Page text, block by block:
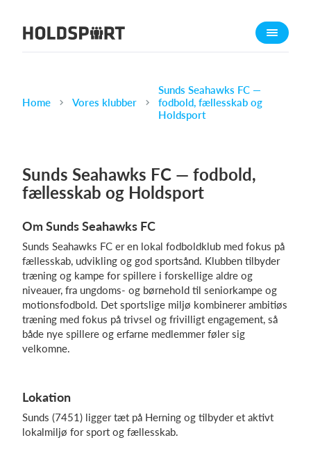
Om Holdsport
Karriere
Kalender
Kontingentopkrævning
Hjemmeside
Webshop
Billetsystem
Hvad koster det?
Home Vores klubber
Sunds Seahawks FC —
fodbold, fællesskab og
Holdsport
Sunds Seahawks FC — fodbold,
fællesskab og Holdsport
Om Sunds Seahawks FC
Sunds Seahawks FC er en lokal fodboldklub med fokus på
fællesskab, udvikling og god sportsånd. Klubben tilbyder
træning og kampe for spillere i forskellige aldre og
niveauer, fra ungdoms- og børnehold til seniorkampe og
motionsfodbold. Det sportslige miljø kombinerer ambitiøs
træning med fokus på trivsel og frivilligt engagement, så
både nye spillere og erfarne medlemmer føler sig
velkomne.
Lokation
Sunds (7451) ligger tæt på Herning og tilbyder et aktivt
lokalmiljø for sport og fællesskab.